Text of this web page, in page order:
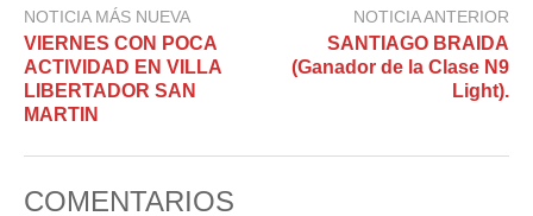
NOTICIA MÁS NUEVA
VIERNES CON POCA
ACTIVIDAD EN VILLA
LIBERTADOR SAN
MARTIN
NOTICIA ANTERIOR
SANTIAGO BRAIDA
(Ganador de la Clase N9
Light).
COMENTARIOS